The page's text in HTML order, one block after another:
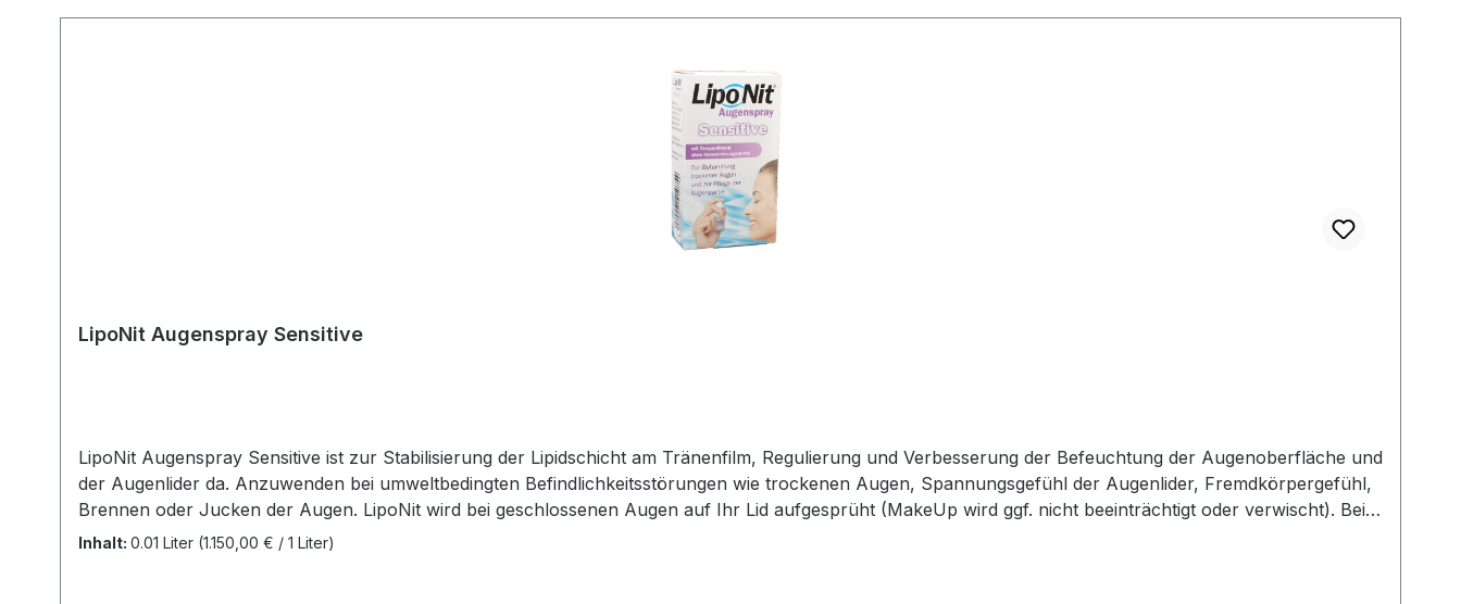
LipoNit Augenspray Sensitive
LipoNit Augenspray Sensitive ist zur Stabilisierung der Lipidschicht am Tränenfilm, Regulierung und Verbesserung der Befeuchtung der Augenoberfläche und
der Augenlider da. Anzuwenden bei umweltbedingten Befindlichkeitsstörungen wie trockenen Augen, Spannungsgefühl der Augenlider, Fremdkörpergefühl,
Brennen oder Jucken der Augen. LipoNit wird bei geschlossenen Augen auf Ihr Lid aufgesprüht (MakeUp wird ggf. nicht beeinträchtigt oder verwischt). Beim
Öffnen des Auges werden die Inhaltsstoffe gleichmäßig über das gesamte Auge verteilt und stabilisieren dabei den Tränenfilm. LipoNit kann bedenkenlos mit
Inhalt: 0.01 Liter (1.150,00 € / 1 Liter)